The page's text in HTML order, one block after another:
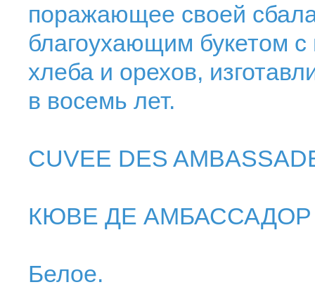
поражающее своей
благоухающим букетом с
хлеба и орехов,
в восемь лет.
CUVEE DES
КЮВЕ ДЕ АМБАССАДОР
Белое.